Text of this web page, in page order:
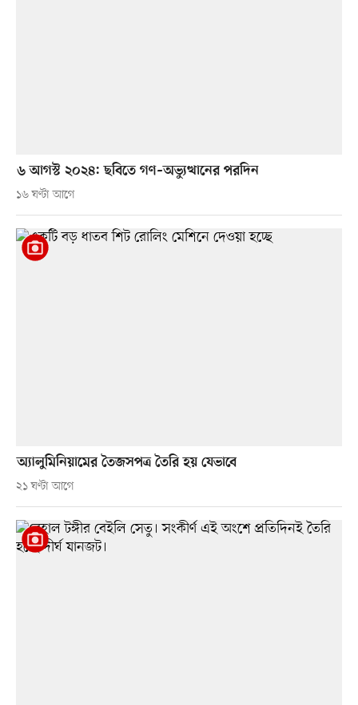
৬ আগস্ট ২০২৪: ছবিতে গণ–অভ্যুত্থানের পরদিন
১৬ ঘণ্টা আগে
অ্যালুমিনিয়ামের তৈজসপত্র তৈরি হয় যেভাবে
২১ ঘণ্টা আগে